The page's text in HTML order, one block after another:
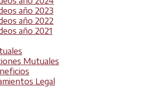
año 2023
año 2022
año 2021
Mutuales
Legal